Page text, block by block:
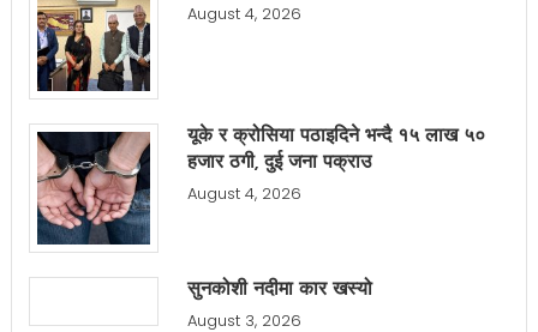
August 4, 2026
यूके र क्रोसिया पठाइदिने भन्दै १५ लाख ५०
हजार ठगी, दुई जना पक्राउ
August 4, 2026
सुनकोशी नदीमा कार खस्यो
August 3, 2026